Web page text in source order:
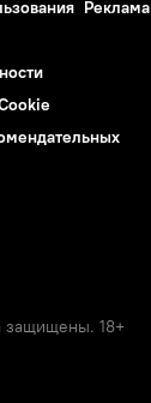
Реклама
защищены. 18+